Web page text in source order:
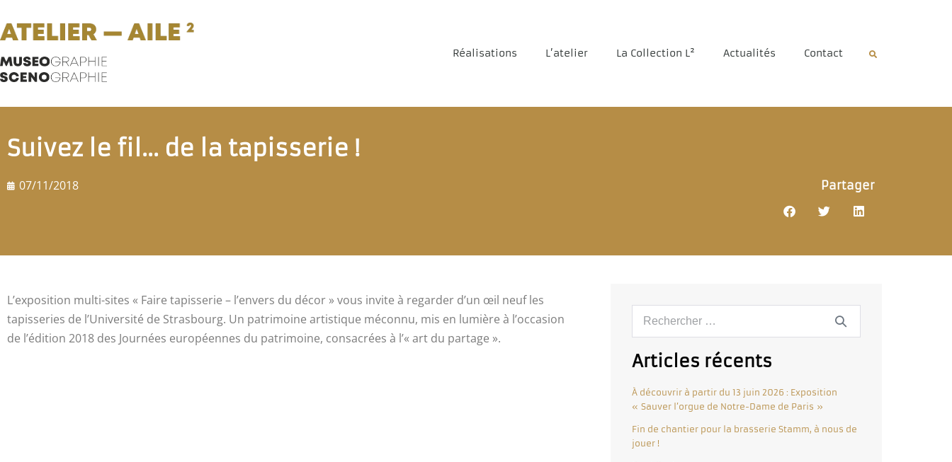
Réalisations L’atelier La Collection L² Actualités Contact
Suivez le fil… de la tapisserie !
07/11/2018 Partager
L’exposition multi-sites « Faire tapisserie – l’envers du décor » vous invite à regarder d’un œil neuf les
tapisseries de l’Université de Strasbourg. Un patrimoine artistique méconnu, mis en lumière à l’occasion
de l’édition 2018 des Journées européennes du patrimoine, consacrées à l’« art du partage ».
AcceptezAdvertisementcookies pour afficher le contenu.
Articles récents
À découvrir à partir du 13 juin 2026 : Exposition
« Sauver l’orgue de Notre-Dame de Paris »
Fin de chantier pour la brasserie Stamm, à nous de
jouer !